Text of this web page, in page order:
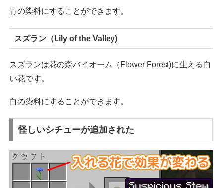
青の染料にすることができます。
スズラン（Lily of the Valley)
スズランは花の森バイオーム（Flower Forest)に生える白
い花です。
白の染料にすることができます。
怪しいシチューが追加された